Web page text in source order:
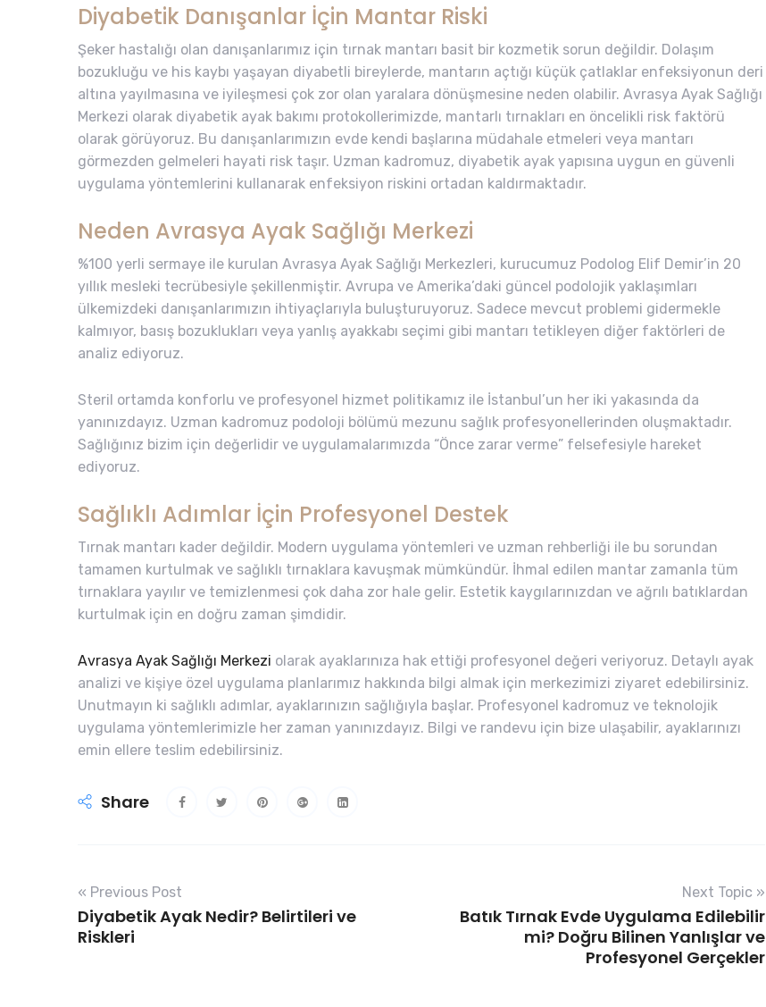
Diyabetik Danışanlar İçin Mantar Riski
Şeker hastalığı olan danışanlarımız için tırnak mantarı basit bir kozmetik sorun değildir. Dolaşım
bozukluğu ve his kaybı yaşayan diyabetli bireylerde, mantarın açtığı küçük çatlaklar enfeksiyonun deri
altına yayılmasına ve iyileşmesi çok zor olan yaralara dönüşmesine neden olabilir. Avrasya Ayak Sağlığı
Merkezi olarak diyabetik ayak bakımı protokollerimizde, mantarlı tırnakları en öncelikli risk faktörü
olarak görüyoruz. Bu danışanlarımızın evde kendi başlarına müdahale etmeleri veya mantarı
görmezden gelmeleri hayati risk taşır. Uzman kadromuz, diyabetik ayak yapısına uygun en güvenli
uygulama yöntemlerini kullanarak enfeksiyon riskini ortadan kaldırmaktadır.
Neden Avrasya Ayak Sağlığı Merkezi
%100 yerli sermaye ile kurulan Avrasya Ayak Sağlığı Merkezleri, kurucumuz Podolog Elif Demir’in 20
yıllık mesleki tecrübesiyle şekillenmiştir. Avrupa ve Amerika’daki güncel podolojik yaklaşımları
ülkemizdeki danışanlarımızın ihtiyaçlarıyla buluşturuyoruz. Sadece mevcut problemi gidermekle
kalmıyor, basış bozuklukları veya yanlış ayakkabı seçimi gibi mantarı tetikleyen diğer faktörleri de
analiz ediyoruz.
Steril ortamda konforlu ve profesyonel hizmet politikamız ile İstanbul’un her iki yakasında da
yanınızdayız. Uzman kadromuz podoloji bölümü mezunu sağlık profesyonellerinden oluşmaktadır.
Sağlığınız bizim için değerlidir ve uygulamalarımızda “Önce zarar verme” felsefesiyle hareket
ediyoruz.
Sağlıklı Adımlar İçin Profesyonel Destek
Tırnak mantarı kader değildir. Modern uygulama yöntemleri ve uzman rehberliği ile bu sorundan
tamamen kurtulmak ve sağlıklı tırnaklara kavuşmak mümkündür. İhmal edilen mantar zamanla tüm
tırnaklara yayılır ve temizlenmesi çok daha zor hale gelir. Estetik kaygılarınızdan ve ağrılı batıklardan
kurtulmak için en doğru zaman şimdidir.
Avrasya Ayak Sağlığı Merkezi olarak ayaklarınıza hak ettiği profesyonel değeri veriyoruz. Detaylı ayak
analizi ve kişiye özel uygulama planlarımız hakkında bilgi almak için merkezimizi ziyaret edebilirsiniz.
Unutmayın ki sağlıklı adımlar, ayaklarınızın sağlığıyla başlar. Profesyonel kadromuz ve teknolojik
uygulama yöntemlerimizle her zaman yanınızdayız. Bilgi ve randevu için bize ulaşabilir, ayaklarınızı
emin ellere teslim edebilirsiniz.
Share
« Previous Post
Diyabetik Ayak Nedir? Belirtileri ve
Riskleri
Next Topic »
Batık Tırnak Evde Uygulama Edilebilir
mi? Doğru Bilinen Yanlışlar ve
Profesyonel Gerçekler